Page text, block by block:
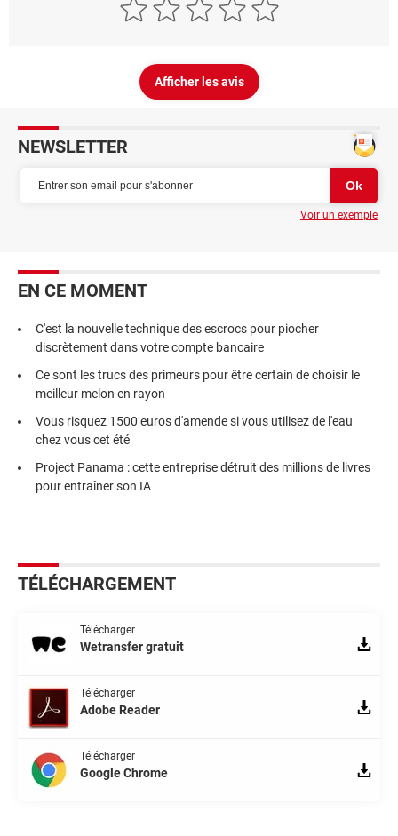
Afficher les avis
NEWSLETTER
Voir un exemple
EN CE MOMENT
C'est la nouvelle technique des escrocs pour piocher
discrètement dans votre compte bancaire
Ce sont les trucs des primeurs pour être certain de choisir le
meilleur melon en rayon
Vous risquez 1500 euros d'amende si vous utilisez de l'eau
chez vous cet été
Project Panama : cette entreprise détruit des millions de livres
pour entraîner son IA
TÉLÉCHARGEMENT
Télécharger
Wetransfer gratuit
Télécharger
Adobe Reader
Télécharger
Google Chrome